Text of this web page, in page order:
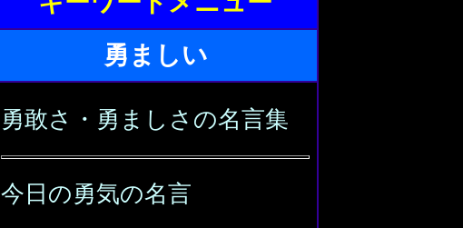
勇ましい
勇敢さ・勇ましさの名言集
今日の勇気の名言